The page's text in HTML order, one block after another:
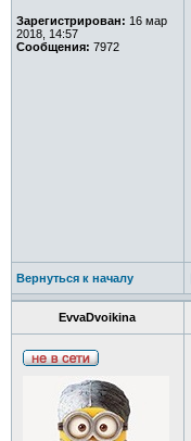
Зарегистрирован: 16 мар
2018, 14:57
Сообщения: 7972
Вернуться к началу
EvvaDvoikina